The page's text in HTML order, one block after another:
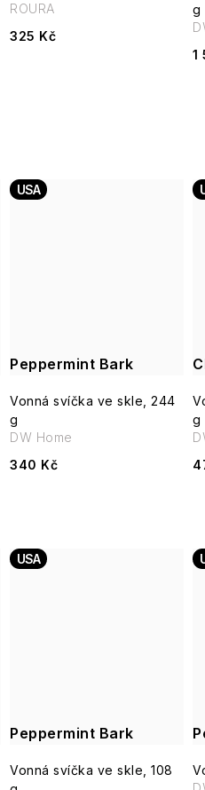
325 Kč
ROURA
g
1
Peppermint Bark
USA
Vonná svíčka ve skle, 244
g
340 Kč
DW Home
g
Peppermint Bark
USA
Vonná svíčka ve skle, 108